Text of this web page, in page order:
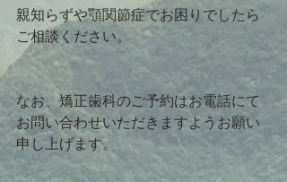
親知らずや顎関節症でお困りでしたら
ご相談ください。
なお、矯正歯科のご予約はお電話にて
お問い合わせいただきますようお願い
申し上げます。